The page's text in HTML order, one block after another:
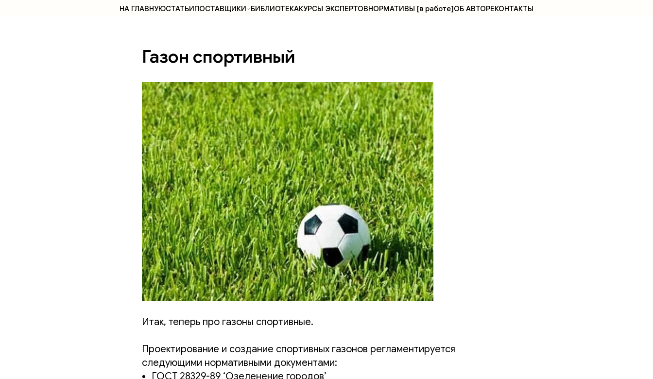
НА ГЛАВНУЮСТАТЬИПОСТАВЩИКИ БИБЛИОТЕКАКУРСЫ ЭКСПЕРТОВНОРМАТИВЫ [в работе]ОБ АВТОРЕКОНТАКТЫ
Газон спортивный
Итак, теперь про газоны спортивные.
Проектирование и создание спортивных газонов регламентируется
следующими нормативными документами:
ГОСТ 28329-89 ‘Озеленение городов’